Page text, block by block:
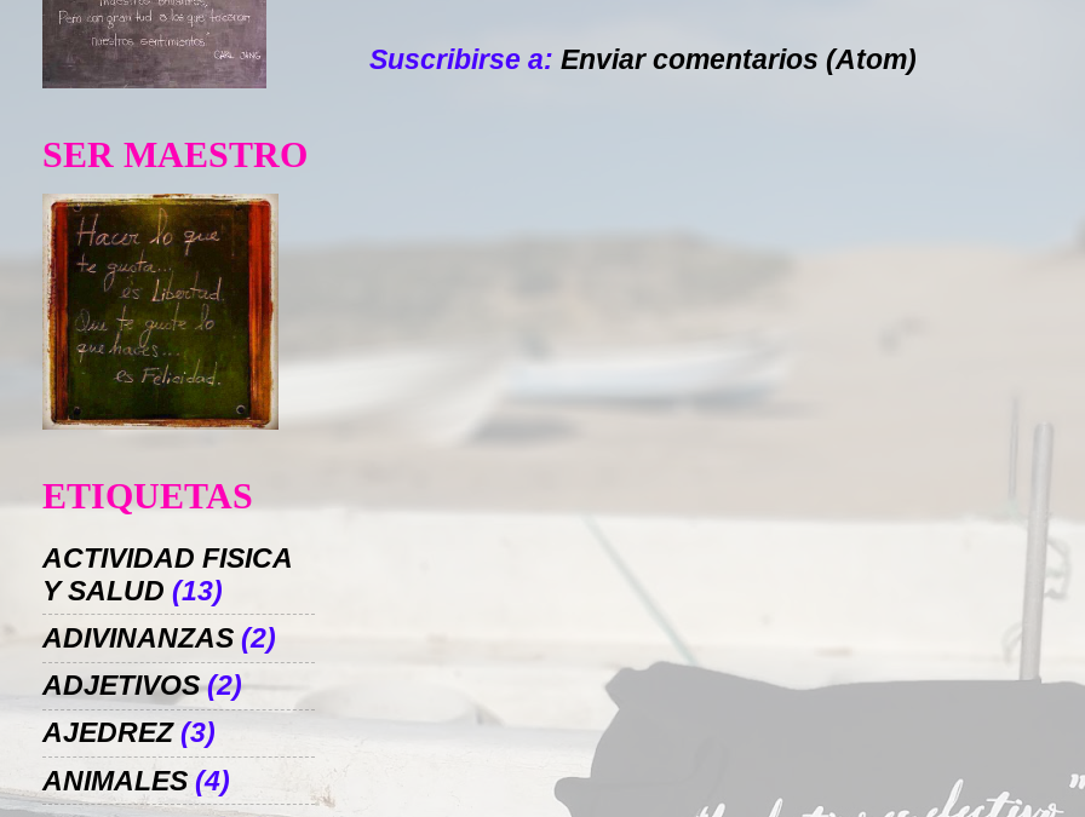
Suscribirse a: Enviar comentarios (Atom)
SER MAESTRO
ETIQUETAS
ACTIVIDAD FISICA
Y SALUD (13)
ADIVINANZAS (2)
ADJETIVOS (2)
AJEDREZ (3)
ANIMALES (4)